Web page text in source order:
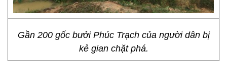
Gần 200 gốc bưởi Phúc Trạch của người dân bị
kẻ gian chặt phá.